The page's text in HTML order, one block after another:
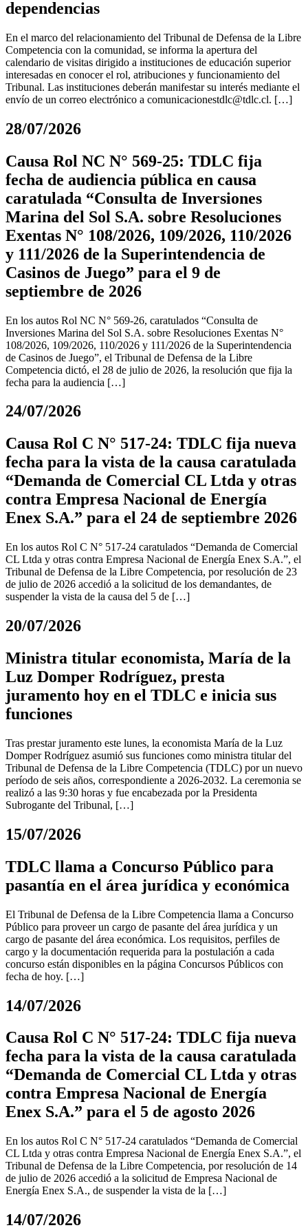
dependencias
En el marco del relacionamiento del Tribunal de Defensa de la Libre
Competencia con la comunidad, se informa la apertura del
calendario de visitas dirigido a instituciones de educación superior
interesadas en conocer el rol, atribuciones y funcionamiento del
Tribunal. Las instituciones deberán manifestar su interés mediante el
envío de un correo electrónico a comunicacionestdlc@tdlc.cl. […]
28/07/2026
Causa Rol NC N° 569-25: TDLC fija
fecha de audiencia pública en causa
caratulada “Consulta de Inversiones
Marina del Sol S.A. sobre Resoluciones
Exentas N° 108/2026, 109/2026, 110/2026
y 111/2026 de la Superintendencia de
Casinos de Juego” para el 9 de
septiembre de 2026
En los autos Rol NC N° 569-26, caratulados “Consulta de
Inversiones Marina del Sol S.A. sobre Resoluciones Exentas N°
108/2026, 109/2026, 110/2026 y 111/2026 de la Superintendencia
de Casinos de Juego”, el Tribunal de Defensa de la Libre
Competencia dictó, el 28 de julio de 2026, la resolución que fija la
fecha para la audiencia […]
24/07/2026
Causa Rol C N° 517-24: TDLC fija nueva
fecha para la vista de la causa caratulada
“Demanda de Comercial CL Ltda y otras
contra Empresa Nacional de Energía
Enex S.A.” para el 24 de septiembre 2026
En los autos Rol C N° 517-24 caratulados “Demanda de Comercial
CL Ltda y otras contra Empresa Nacional de Energía Enex S.A.”, el
Tribunal de Defensa de la Libre Competencia, por resolución de 23
de julio de 2026 accedió a la solicitud de los demandantes, de
suspender la vista de la causa del 5 de […]
20/07/2026
Ministra titular economista, María de la
Luz Domper Rodríguez, presta
juramento hoy en el TDLC e inicia sus
funciones
Tras prestar juramento este lunes, la economista María de la Luz
Domper Rodríguez asumió sus funciones como ministra titular del
Tribunal de Defensa de la Libre Competencia (TDLC) por un nuevo
período de seis años, correspondiente a 2026-2032. La ceremonia se
realizó a las 9:30 horas y fue encabezada por la Presidenta
Subrogante del Tribunal, […]
15/07/2026
TDLC llama a Concurso Público para
pasantía en el área jurídica y económica
El Tribunal de Defensa de la Libre Competencia llama a Concurso
Público para proveer un cargo de pasante del área jurídica y un
cargo de pasante del área económica. Los requisitos, perfiles de
cargo y la documentación requerida para la postulación a cada
concurso están disponibles en la página Concursos Públicos con
fecha de hoy. […]
14/07/2026
Causa Rol C N° 517-24: TDLC fija nueva
fecha para la vista de la causa caratulada
“Demanda de Comercial CL Ltda y otras
contra Empresa Nacional de Energía
Enex S.A.” para el 5 de agosto 2026
En los autos Rol C N° 517-24 caratulados “Demanda de Comercial
CL Ltda y otras contra Empresa Nacional de Energía Enex S.A.”, el
Tribunal de Defensa de la Libre Competencia, por resolución de 14
de julio de 2026 accedió a la solicitud de Empresa Nacional de
Energía Enex S.A., de suspender la vista de la […]
14/07/2026